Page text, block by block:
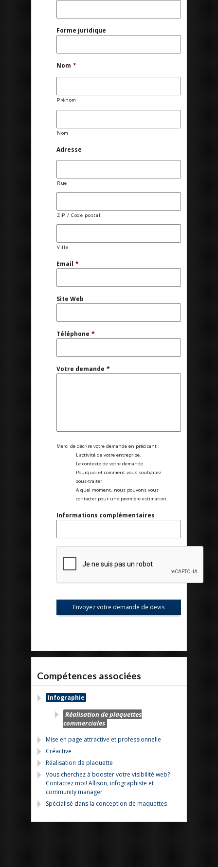
Forme juridique
Nom *
Prénom
Nom
Adresse
Rue
ZIP / Code postal
Ville
Email *
Site Web
Téléphone *
Votre demande *
Merci de décrire votre demande en précisant :
L'activité de votre entreprise.
Le contexte de votre demande.
Pourquoi et comment vous souhaitez
sous-traiter.
A quel moment, nous pouvons vous
contacter pour une première estimation.
Informations complémentaires
Compétences associées
Infographie
Réalisation de plaquettes
commerciales
Mise en page attractive et professionnelle
Créactive
Réalisation de plaquette
Vous cherchez à booster votre visibilité web?
Contactez moi! Allison, infographiste et
community manager
Spécialisé dans la conception de maquettes